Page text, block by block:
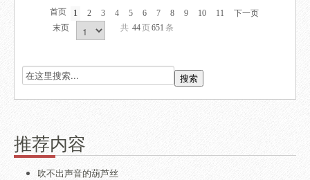
首页 1 2 3 4 5 6 7 8 9 10 11
下一页
末页
共 44页651 条
推荐内容
吹不出声音的葫芦丝